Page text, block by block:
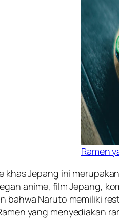
Ramen
khas Jepang ini
anime, film Jepang,
bahwa Naruto memiliki
yang menyediakan